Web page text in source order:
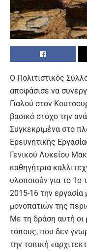
Ο Πολιτιστικός
αποφάσισε να
Γιαλού στον
βασικό στόχο την
Συγκεκριμένα στο
Ερευνητικής
Γενικού Λυκείου
καθηγήτρια
υλοποιούν για το 1ο
2015-16 την
μονοπατιών της
Με τη δράση αυτή οι
τόπους, που δεν
την τοπική